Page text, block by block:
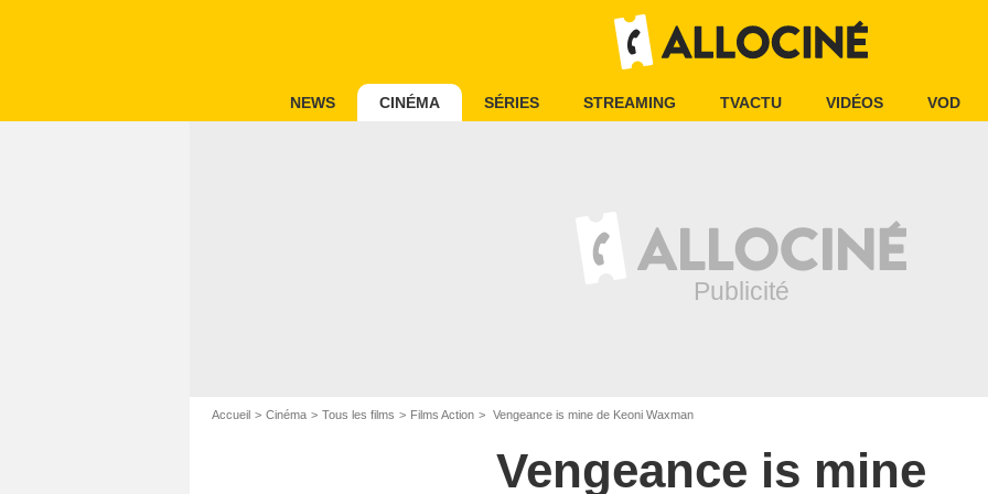
NEWS CINÉMA SÉRIES STREAMING TVACTU VIDÉOS VOD
Accueil Cinéma Tous les films Films Action Vengeance is mine de Keoni Waxman
Vengeance is mine